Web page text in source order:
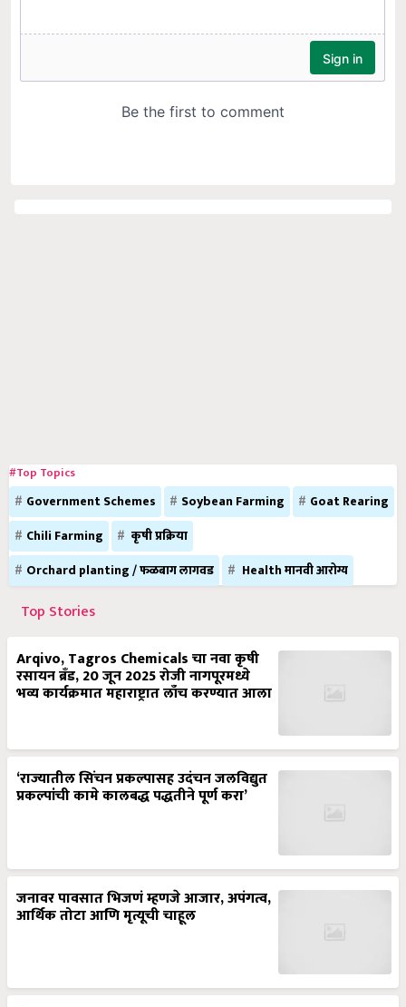
#Top Topics
Government Schemes Soybean Farming
Goat Rearing
Chili Farming
कृषी प्रक्रिया
Orchard planting / फळबाग लागवड
Health मानवी आरोग्य
Top Stories
Arqivo, Tagros Chemicals चा नवा कृषी
रसायन ब्रँड, 20 जून 2025 रोजी नागपूरमध्ये
भव्य कार्यक्रमात महाराष्ट्रात लाँच करण्यात आला
‘राज्यातील सिंचन प्रकल्पासह उदंचन जलविद्युत
प्रकल्पांची कामे कालबद्ध पद्धतीने पूर्ण करा’
जनावर पावसात भिजणं म्हणजे आजार, अपंगत्व,
आर्थिक तोटा आणि मृत्यूची चाहूल